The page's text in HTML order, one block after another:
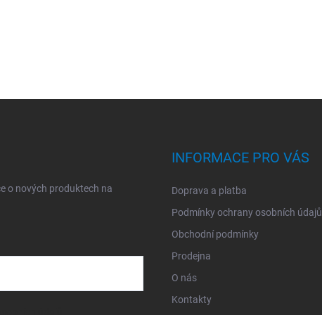
o nových produktech na
INFORMACE PRO VÁS
Doprava a platba
Podmínky ochrany osobních údajů
Obchodní podmínky
Prodejna
O nás
Kontakty